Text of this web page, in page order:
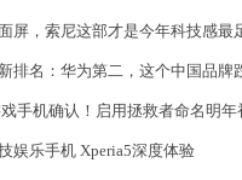
屏，索尼这部才是今年科技感最
排名：华为第二，这个中国品牌
手机确认！启用拯救者命名明年
娱乐手机 Xperia5深度体验